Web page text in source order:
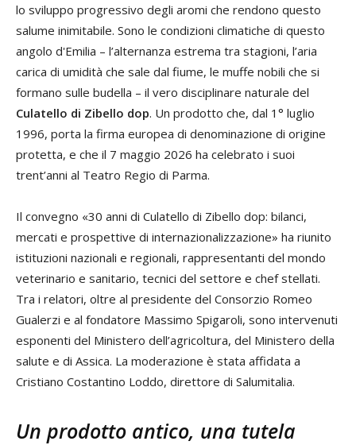
lo sviluppo progressivo degli aromi che rendono questo
salume inimitabile. Sono le condizioni climatiche di questo
angolo d'Emilia – l’alternanza estrema tra stagioni, l’aria
carica di umidità che sale dal fiume, le muffe nobili che si
formano sulle budella – il vero disciplinare naturale del
Culatello di Zibello dop. Un prodotto che, dal 1° luglio
1996, porta la firma europea di denominazione di origine
protetta, e che il 7 maggio 2026 ha celebrato i suoi
trent’anni al Teatro Regio di Parma.
Il convegno «30 anni di Culatello di Zibello dop: bilanci,
mercati e prospettive di internazionalizzazione» ha riunito
istituzioni nazionali e regionali, rappresentanti del mondo
veterinario e sanitario, tecnici del settore e chef stellati.
Tra i relatori, oltre al presidente del Consorzio Romeo
Gualerzi e al fondatore Massimo Spigaroli, sono intervenuti
esponenti del Ministero dell’agricoltura, del Ministero della
salute e di Assica. La moderazione è stata affidata a
Cristiano Costantino Loddo, direttore di Salumitalia.
Un prodotto antico, una tutela